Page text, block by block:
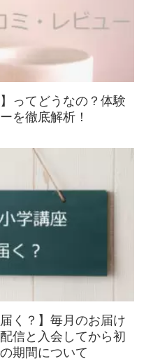
ってどうなの？体験
を徹底解析！
く？】毎月のお届け
信と入会してから初
期間について